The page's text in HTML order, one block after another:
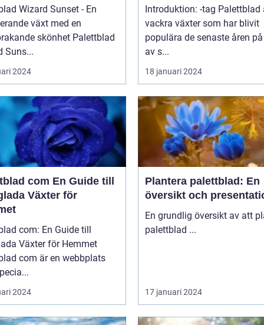
Wizard Sunset - En
växt med en
skönhet Palettblad
Suns...
2024
Introduktion: -tag Palettblad
vackra växter som har blivit
populära de senaste åren
av s...
18 januari 2024
com En Guide till
Växter för
com: En Guide till
Växter för Hemmet
com är en webbplats
2024
Plantera palettblad: En
översikt och
En grundlig översikt av att
palettblad ...
17 januari 2024